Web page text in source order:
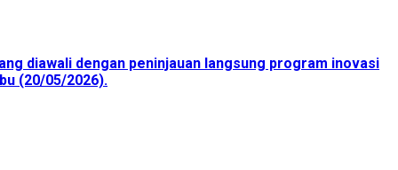
diawali dengan peninjauan langsung program inovasi
(20/05/2026).